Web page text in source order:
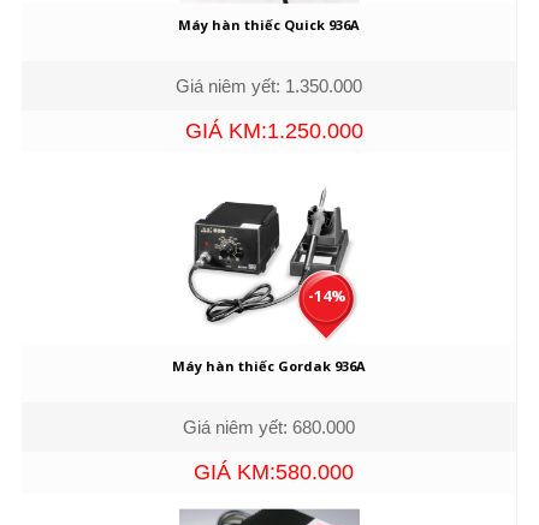
Máy hàn thiếc Quick 936A
Giá niêm yết: 1.350.000
GIÁ KM:1.250.000
-14%
Máy hàn thiếc Gordak 936A
Giá niêm yết: 680.000
GIÁ KM:580.000